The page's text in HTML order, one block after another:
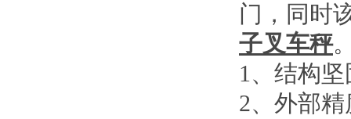
门，同时
子叉车秤
1、结构坚
2、外部精